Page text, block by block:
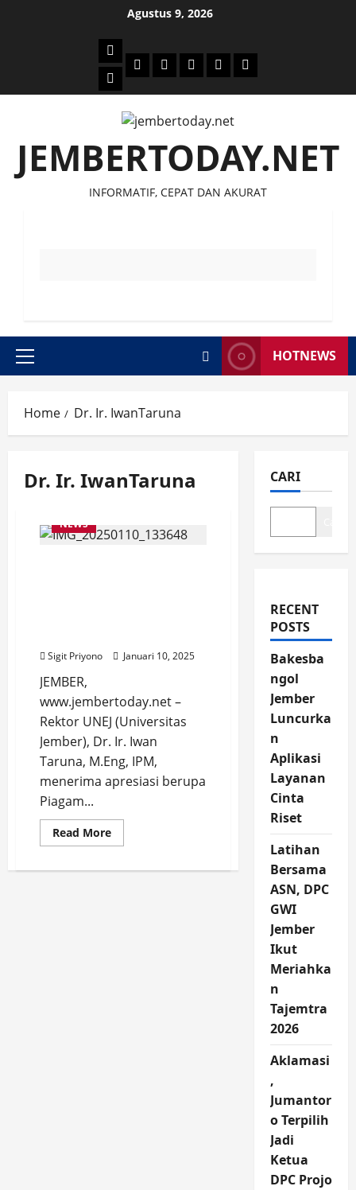
Agustus 9, 2026
Beranda
News
PolitikOtomotifEkonomiSosialtentang
JEMBERTODAY.NET
INFORMATIF, CEPAT DAN AKURAT
Primary
HOTNEWS
Home Dr. Ir. IwanTaruna
Dr. Ir. IwanTaruna
NEWS
Sigit Priyono Januari 10, 2025
JEMBER,
www.jembertoday.net –
Rektor UNEJ (Universitas
Jember), Dr. Ir. Iwan
Taruna, M.Eng, IPM,
menerima apresiasi berupa
Piagam...
Read MoreRead
more
UNEJ
CARI
RECENT
POSTS
Bakesba
ngol
Jember
Luncurka
n
Aplikasi
Layanan
Cinta
Riset
Latihan
Bersama
ASN, DPC
GWI
Jember
Ikut
Meriahka
n
Tajemtra
2026
Aklamasi
,
Jumantor
o Terpilih
Jadi
Ketua
DPC Projo